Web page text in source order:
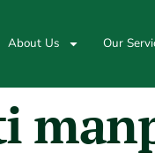
About Us Our